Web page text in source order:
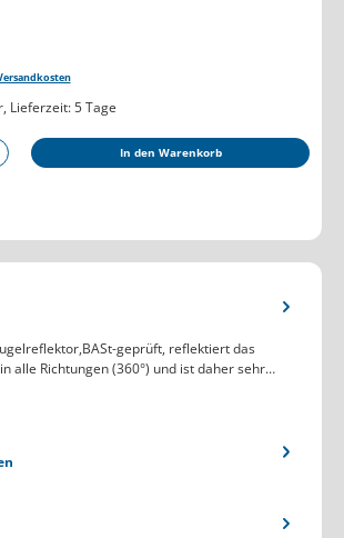
Lieferzeit: 5 Tage
Gib den gewünschten Wert ein
In den Warenkorb
geprüft, reflektiert das
alle Richtungen (360°) und ist daher sehr…